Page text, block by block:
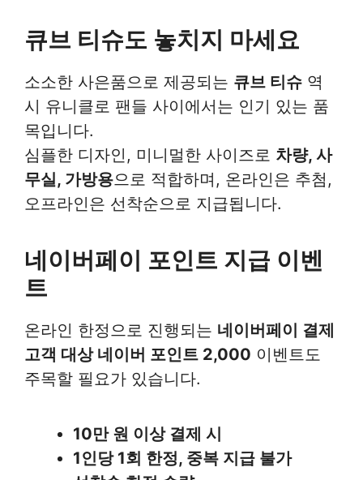
큐브 티슈도 놓치지 마세요
소소한 사은품으로 제공되는 큐브 티슈 역
시 유니클로 팬들 사이에서는 인기 있는 품
목입니다.
심플한 디자인, 미니멀한 사이즈로 차량, 사
무실, 가방용으로 적합하며, 온라인은 추첨,
오프라인은 선착순으로 지급됩니다.
네이버페이 포인트 지급 이벤
트
온라인 한정으로 진행되는 네이버페이 결제
고객 대상 네이버 포인트 2,000 이벤트도
주목할 필요가 있습니다.
10만 원 이상 결제 시
1인당 1회 한정, 중복 지급 불가